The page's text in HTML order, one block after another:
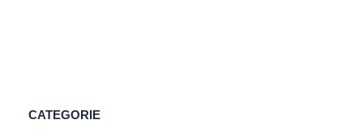
CATEGORIE